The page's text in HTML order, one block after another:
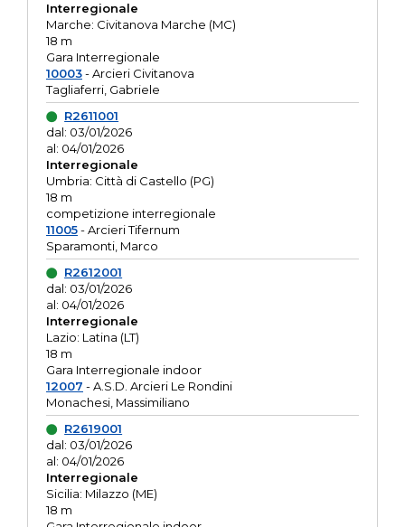
Interregionale
Marche: Civitanova Marche (MC)
18 m
Gara Interregionale
10003- Arcieri Civitanova
Tagliaferri, Gabriele
R2611001
dal: 03/01/2026
al: 04/01/2026
Interregionale
Umbria: Città di Castello (PG)
18 m
competizione interregionale
11005- Arcieri Tifernum
Sparamonti, Marco
R2612001
dal: 03/01/2026
al: 04/01/2026
Interregionale
Lazio: Latina (LT)
18 m
Gara Interregionale indoor
12007 - A.S.D. Arcieri Le Rondini
Monachesi, Massimiliano
R2619001
dal: 03/01/2026
al: 04/01/2026
Interregionale
Sicilia: Milazzo (ME)
18 m